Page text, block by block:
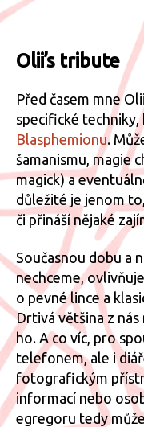
Olii’s tribute
Před časem mne
specifické
Blasphemionu.
šamanismu, magie
magick) a
důležité je jenom
či přináší nějaké
Současnou dobu a
nechceme,
o pevné lince a
Drtivá většina z
ho. A co víc, pro
telefonem, ale i
fotografickým
informací nebo
egregoru tedy